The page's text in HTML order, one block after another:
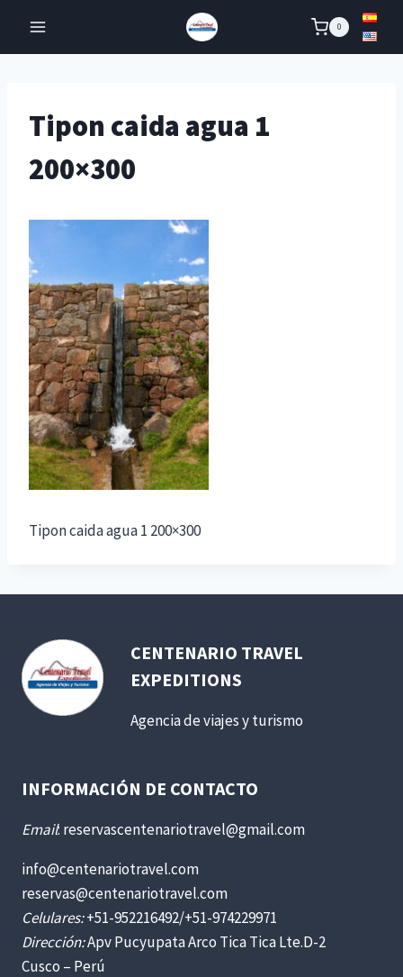
content
0
Tipon caida agua 1
200×300
Tipon caida agua 1 200×300
CENTENARIO TRAVEL
EXPEDITIONS
Agencia de viajes y turismo
INFORMACIÓN DE CONTACTO
Email: reservascentenariotravel@gmail.com
info@centenariotravel.com
reservas@centenariotravel.com
Celulares:+51-952216492/+51-974229971
Dirección:Apv Pucyupata Arco Tica Tica Lte.D-2
Cusco – Perú